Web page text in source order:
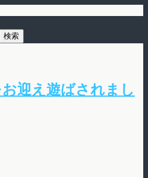
迎え遊ばされまし